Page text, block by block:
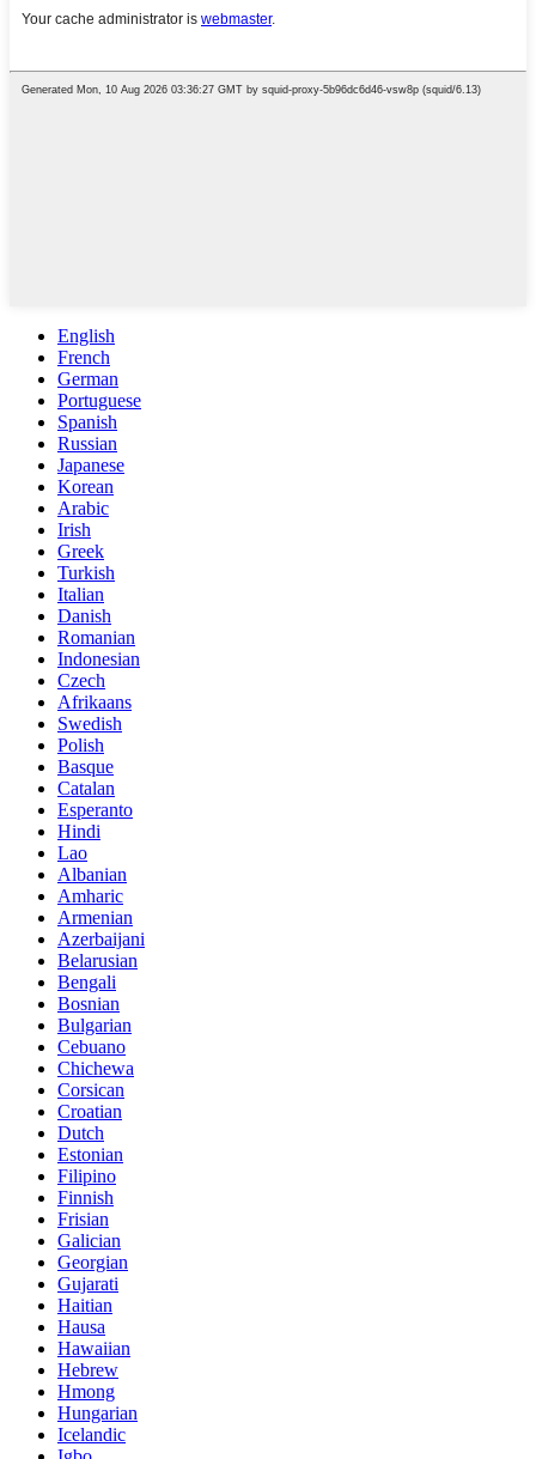
English
French
German
Portuguese
Spanish
Russian
Japanese
Korean
Arabic
Irish
Greek
Turkish
Italian
Danish
Romanian
Indonesian
Czech
Afrikaans
Swedish
Polish
Basque
Catalan
Esperanto
Hindi
Lao
Albanian
Amharic
Armenian
Azerbaijani
Belarusian
Bengali
Bosnian
Bulgarian
Cebuano
Chichewa
Corsican
Croatian
Dutch
Estonian
Filipino
Finnish
Frisian
Galician
Georgian
Gujarati
Haitian
Hausa
Hawaiian
Hebrew
Hmong
Hungarian
Icelandic